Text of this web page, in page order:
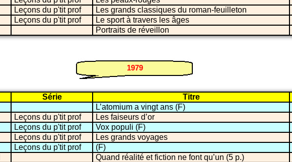
Leçons du p'tit prof Les grands classiques du roman-feuilleton
Leçons du p'tit prof Le sport à travers les âges
Portraits de réveillon
1979
Série Titre
L’atomium a vingt ans (F)
Leçons du p'tit prof Les faiseurs d’or
Leçons du p'tit prof Vox populi (F)
Leçons du p'tit prof Les grands voyages
Leçons du p'tit prof (F)
Quand réalité et fiction ne font qu’un (5 p.)